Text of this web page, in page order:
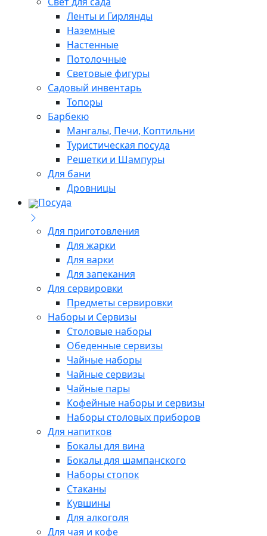
Ленты и Гирлянды
Наземные
Настенные
Потолочные
Световые фигуры
Садовый инвентарь
Топоры
Барбекю
Мангалы, Печи, Коптильни
Туристическая посуда
Решетки и Шампуры
Для бани
Дровницы
Посуда
Для приготовления
Для жарки
Для варки
Для запекания
Для сервировки
Предметы сервировки
Наборы и Сервизы
Столовые наборы
Обеденные сервизы
Чайные наборы
Чайные сервизы
Чайные пары
Кофейные наборы и сервизы
Наборы столовых приборов
Для напитков
Бокалы для вина
Бокалы для шампанского
Наборы стопок
Стаканы
Кувшины
Для алкоголя
Для чая и кофе